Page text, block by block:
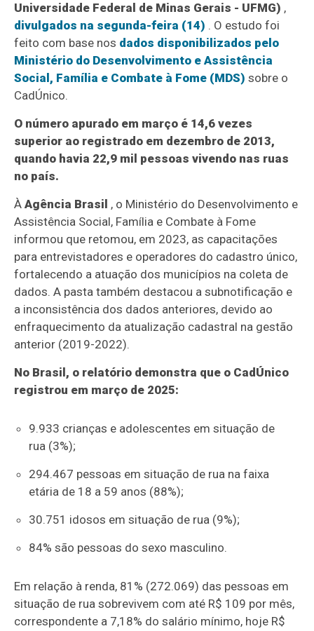
Universidade Federal de Minas Gerais - UFMG) ,
divulgados na segunda-feira (14) . O estudo foi
feito com base nos dados disponibilizados pelo
Ministério do Desenvolvimento e Assistência
Social, Família e Combate à Fome (MDS) sobre o
CadÚnico.
O número apurado em março é 14,6 vezes
superior ao registrado em dezembro de 2013,
quando havia 22,9 mil pessoas vivendo nas ruas
no país.
ÀAgência Brasil , o Ministério do Desenvolvimento e
Assistência Social, Família e Combate à Fome
informou que retomou, em 2023, as capacitações
para entrevistadores e operadores do cadastro único,
fortalecendo a atuação dos municípios na coleta de
dados. A pasta também destacou a subnotificação e
a inconsistência dos dados anteriores, devido ao
enfraquecimento da atualização cadastral na gestão
anterior (2019-2022).
No Brasil, o relatório demonstra que o CadÚnico
registrou em março de 2025:
9.933 crianças e adolescentes em situação de
rua (3%);
294.467 pessoas em situação de rua na faixa
etária de 18 a 59 anos (88%);
30.751 idosos em situação de rua (9%);
84% são pessoas do sexo masculino.
Em relação à renda, 81% (272.069) das pessoas em
situação de rua sobrevivem com até R$ 109 por mês,
correspondente a 7,18% do salário mínimo, hoje R$